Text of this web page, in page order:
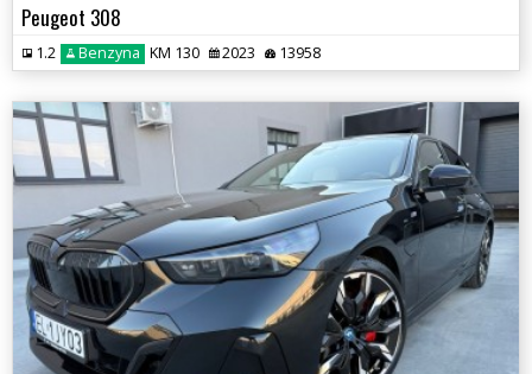
Peugeot 308
1.2 Benzyna KM 130 2023 13958